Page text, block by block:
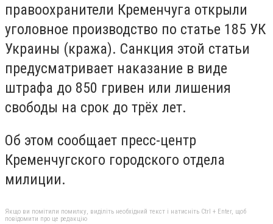
правоохранители Кременчуга открыли
уголовное производство по статье 185 УК
Украины (кража). Санкция этой статьи
предусматривает наказание в виде
штрафа до 850 гривен или лишения
свободы на срок до трёх лет.
Об этом сообщает пресс-центр
Кременчугского городского отдела
милиции.
Якщо ви помітили помилку, виділіть необхідний текст і натисніть Ctrl + Enter, щоб
повідомити про це редакцію